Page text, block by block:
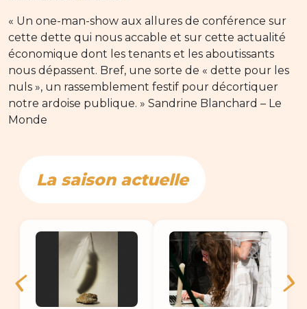
« Un one-man-show aux allures de conférence sur
cette dette qui nous accable et sur cette actualité
économique dont les tenants et les aboutissants
nous dépassent. Bref, une sorte de « dette pour les
nuls », un rassemblement festif pour décortiquer
notre ardoise publique. » Sandrine Blanchard – Le
Monde
La saison actuelle